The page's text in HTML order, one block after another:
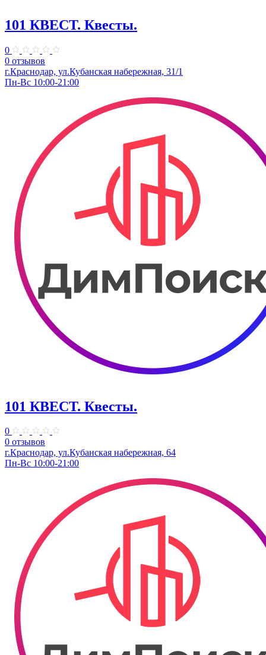
101 КВЕСТ. Квесты.
0
0 отзывов
​г.Краснодар, ул.Кубанская набережная, 31/1
Пн-Вс 10:00-21:00
101 КВЕСТ. Квесты.
0
0 отзывов
г.Краснодар, ул.Кубанская набережная, 64
Пн-Вс 10:00-21:00